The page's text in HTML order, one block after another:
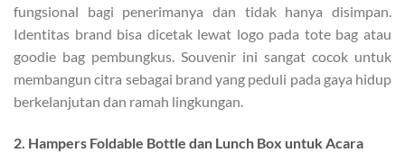
fungsional bagi penerimanya dan tidak hanya disimpan.
Identitas brand bisa dicetak lewat logo pada tote bag atau
goodie bag pembungkus. Souvenir ini sangat cocok untuk
membangun citra sebagai brand yang peduli pada gaya hidup
berkelanjutan dan ramah lingkungan.
2. Hampers Foldable Bottle dan Lunch Box untuk Acara